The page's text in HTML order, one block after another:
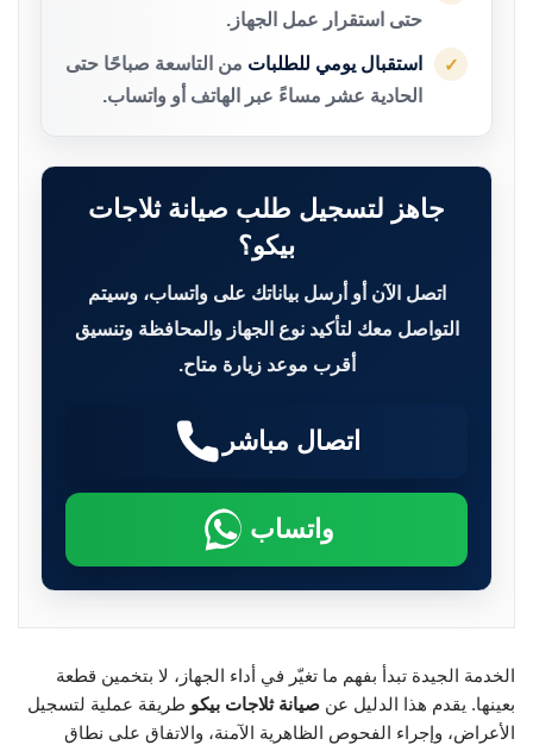
حتى استقرار عمل الجهاز.
✓ استقبال يومي للطلبات من التاسعة صباحًا حتى
الحادية عشر مساءً عبر الهاتف أو واتساب.
جاهز لتسجيل طلب صيانة ثلاجات
بيكو؟
اتصل الآن أو أرسل بياناتك على واتساب، وسيتم
التواصل معك لتأكيد نوع الجهاز والمحافظة وتنسيق
أقرب موعد زيارة متاح.
اتصال مباشر
واتساب
الخدمة الجيدة تبدأ بفهم ما تغيّر في أداء الجهاز، لا بتخمين قطعة
بعينها. يقدم هذا الدليل عن صيانة ثلاجات بيكو طريقة عملية لتسجيل
الأعراض، وإجراء الفحوص الظاهرية الآمنة، والاتفاق على نطاق